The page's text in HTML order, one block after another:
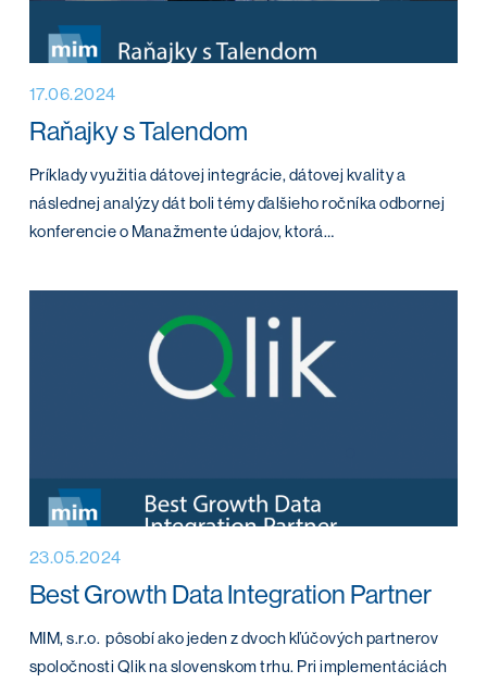
17.06.2024
Raňajky s Talendom
Príklady využitia dátovej integrácie, dátovej kvality a
následnej analýzy dát boli témy ďalšieho ročníka odbornej
konferencie o Manažmente údajov, ktorá…
23.05.2024
Best Growth Data Integration Partner
MIM, s.r.o. pôsobí ako jeden z dvoch kľúčových partnerov
spoločnosti Qlik na slovenskom trhu. Pri implementáciách